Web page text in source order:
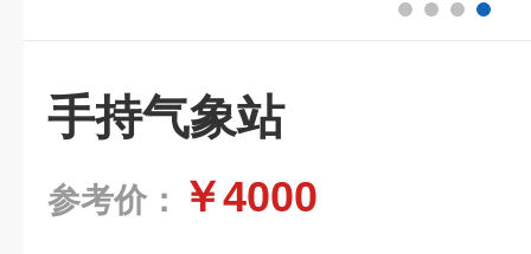
手持气象站
参考价： ￥4000